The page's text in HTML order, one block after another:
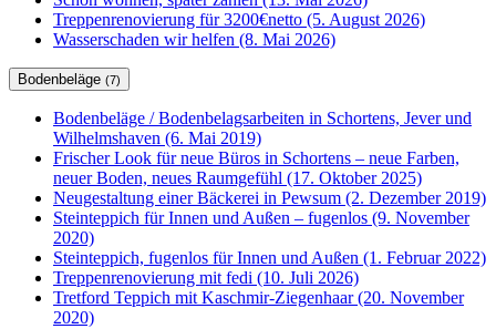
Treppenrenovierung für 3200€netto (5. August 2026)
Wasserschaden wir helfen (8. Mai 2026)
Bodenbeläge (7)
Bodenbeläge / Bodenbelagsarbeiten in Schortens, Jever und
Wilhelmshaven (6. Mai 2019)
Frischer Look für neue Büros in Schortens – neue Farben,
neuer Boden, neues Raumgefühl (17. Oktober 2025)
Neugestaltung einer Bäckerei in Pewsum (2. Dezember 2019)
Steinteppich für Innen und Außen – fugenlos (9. November
2020)
Steinteppich, fugenlos für Innen und Außen (1. Februar 2022)
Treppenrenovierung mit fedi (10. Juli 2026)
Tretford Teppich mit Kaschmir-Ziegenhaar (20. November
2020)